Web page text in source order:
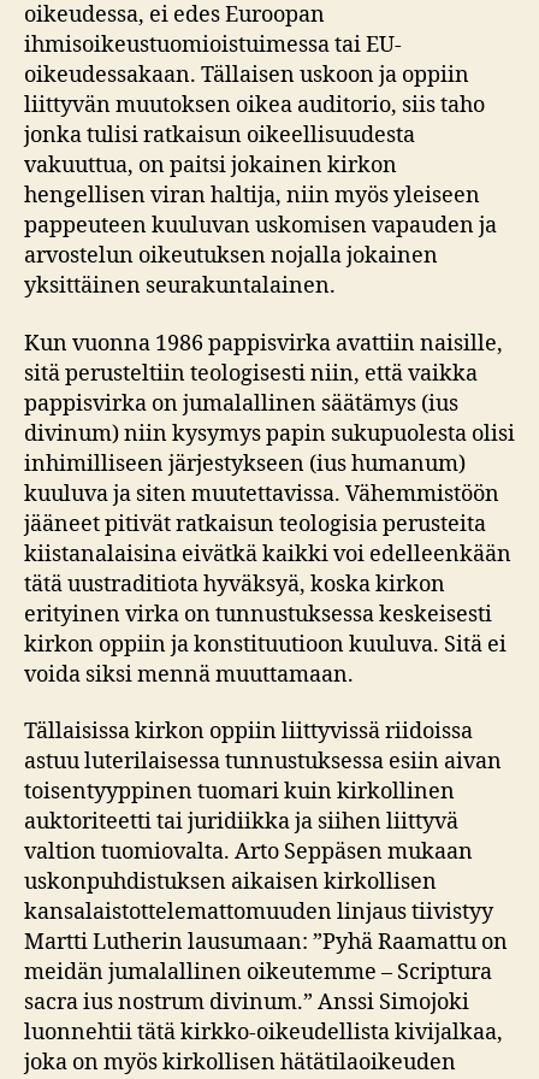
oikeudessa, ei edes Euroopan
ihmisoikeustuomioistuimessa tai EU-
oikeudessakaan. Tällaisen uskoon ja oppiin
liittyvän muutoksen oikea auditorio, siis taho
jonka tulisi ratkaisun oikeellisuudesta
vakuuttua, on paitsi jokainen kirkon
hengellisen viran haltija, niin myös yleiseen
pappeuteen kuuluvan uskomisen vapauden ja
arvostelun oikeutuksen nojalla jokainen
yksittäinen seurakuntalainen.
Kun vuonna 1986 pappisvirka avattiin naisille,
sitä perusteltiin teologisesti niin, että vaikka
pappisvirka on jumalallinen säätämys (ius
divinum) niin kysymys papin sukupuolesta olisi
inhimilliseen järjestykseen (ius humanum)
kuuluva ja siten muutettavissa. Vähemmistöön
jääneet pitivät ratkaisun teologisia perusteita
kiistanalaisina eivätkä kaikki voi edelleenkään
tätä uustraditiota hyväksyä, koska kirkon
erityinen virka on tunnustuksessa keskeisesti
kirkon oppiin ja konstituutioon kuuluva. Sitä ei
voida siksi mennä muuttamaan.
Tällaisissa kirkon oppiin liittyvissä riidoissa
astuu luterilaisessa tunnustuksessa esiin aivan
toisentyyppinen tuomari kuin kirkollinen
auktoriteetti tai juridiikka ja siihen liittyvä
valtion tuomiovalta. Arto Seppäsen mukaan
uskonpuhdistuksen aikaisen kirkollisen
kansalaistottelemattomuuden linjaus tiivistyy
Martti Lutherin lausumaan: ”Pyhä Raamattu on
meidän jumalallinen oikeutemme – Scriptura
sacra ius nostrum divinum.” Anssi Simojoki
luonnehtii tätä kirkko-oikeudellista kivijalkaa,
joka on myös kirkollisen hätätilaoikeuden